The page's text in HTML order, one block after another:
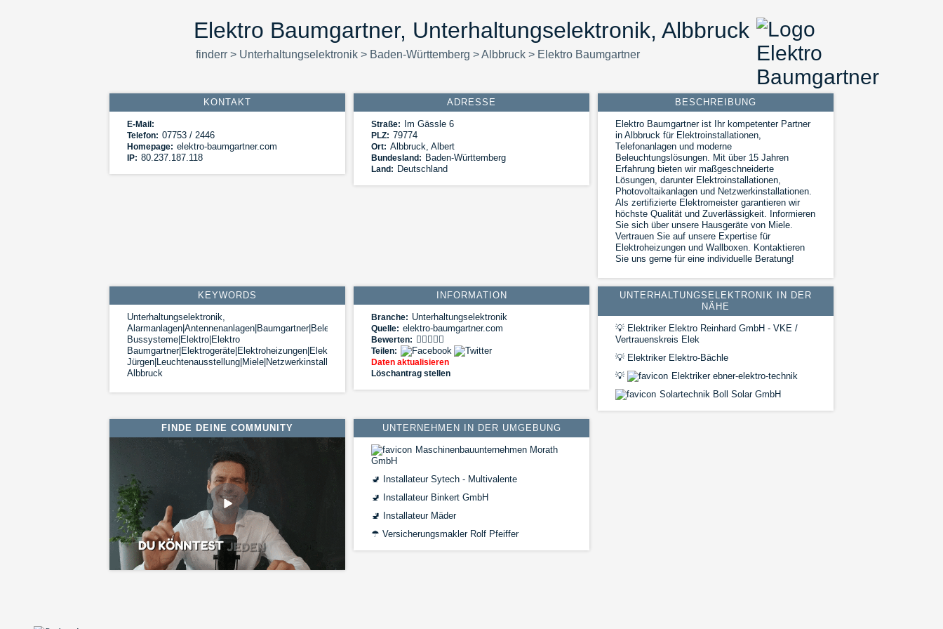
Elektro Baumgartner, Unterhaltungselektronik, Albbruck
finderr > Unterhaltungselektronik > Baden-Württemberg >Albbruck > Elektro Baumgartner
KONTAKT
E-Mail:
Telefon: 07753 / 2446
Homepage: elektro-baumgartner.com
IP: 80.237.187.118
ADRESSE
Straße: Im Gässle 6
PLZ: 79774
Ort: Albbruck, Albert
Bundesland: Baden-Württemberg
Land: Deutschland
BESCHREIBUNG
Elektro Baumgartner ist Ihr kompetenter Partner
in Albbruck für Elektroinstallationen,
Telefonanlagen und moderne
Beleuchtungslösungen. Mit über 15 Jahren
Erfahrung bieten wir maßgeschneiderte
Lösungen, darunter Elektroinstallationen,
Photovoltaikanlagen und Netzwerkinstallationen.
Als zertifizierte Elektromeister garantieren wir
höchste Qualität und Zuverlässigkeit. Informieren
Sie sich über unsere Hausgeräte von Miele.
Vertrauen Sie auf unsere Expertise für
Elektroheizungen und Wallboxen. Kontaktieren
Sie uns gerne für eine individuelle Beratung!
KEYWORDS
Unterhaltungselektronik,
Alarmanlagen|Antennenanlagen|Baumgartner|Beleuchtung|EIB-
Bussysteme|Elektro|Elektro
Baumgartner|Elektrogeräte|Elektroheizungen|Elektroinstallationen|Elektromeister|Hausgeräte|Kästel
Jürgen|Leuchtenausstellung|Miele|Netzwerkinstallationen|Photovoltaik|Strom|Stromspeicher|Telefonanlagen|Wallbox,
Albbruck
INFORMATION
Branche: Unterhaltungselektronik
Quelle: elektro-baumgartner.com
Bewerten:
Teilen:
Daten aktualisieren
Löschantrag stellen
UNTERHALTUNGSELEKTRONIK IN DER
NÄHE
💡 Elektriker Elektro Reinhard GmbH - VKE /
Vertrauenskreis Elek
💡 Elektriker Elektro-Bächle
💡
Elektriker ebner-elektro-technik
Solartechnik Boll Solar GmbH
FINDE DEINE COMMUNITY UNTERNEHMEN IN DER UMGEBUNG
Maschinenbauunternehmen Morath
GmbH
🚽
Installateur Sytech - Multivalente
🚽
Installateur Binkert GmbH
🚽
Installateur Mäder
☂ Versicherungsmakler Rolf Pfeiffer